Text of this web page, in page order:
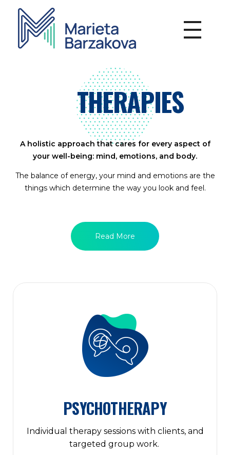
THERAPIES
A holistic approach that cares for every aspect of
your well-being: mind, emotions, and body.
The balance of energy, your mind and emotions are the
things which determine the way you look and feel.
Read More
PSYCHOTHERAPY
Individual therapy sessions with clients, and
targeted group work.